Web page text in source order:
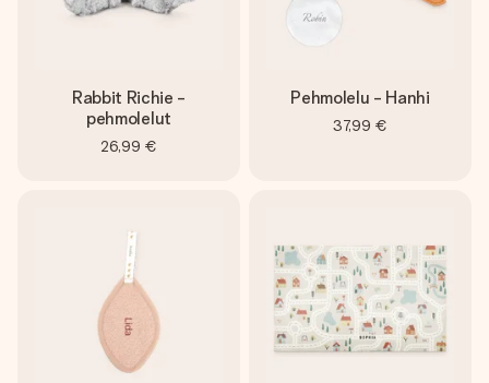
Rabbit Richie -
pehmolelut
26,99 €
Pehmolelu - Hanhi
37,99 €